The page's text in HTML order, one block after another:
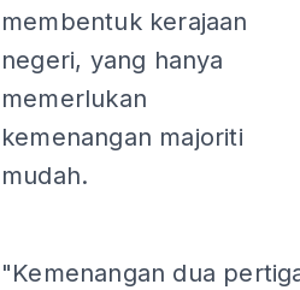
membentuk kerajaan
negeri, yang hanya
memerlukan
kemenangan majoriti
mudah.
"Kemenangan dua